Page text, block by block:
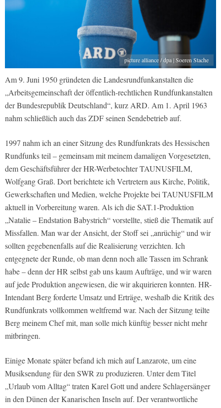
picture alliance / dpa | Soeren Stache
Am 9. Juni 1950 gründeten die Landesrundfunkanstalten die
„Arbeitsgemeinschaft der öffentlich-rechtlichen Rundfunkanstalten
der Bundesrepublik Deutschland“, kurz ARD. Am 1. April 1963
nahm schließlich auch das ZDF seinen Sendebetrieb auf.
1997 nahm ich an einer Sitzung des Rundfunkrats des Hessischen
Rundfunks teil – gemeinsam mit meinem damaligen Vorgesetzten,
dem Geschäftsführer der HR-Werbetochter TAUNUSFILM,
Wolfgang Graß. Dort berichtete ich Vertretern aus Kirche, Politik,
Gewerkschaften und Medien, welche Projekte bei TAUNUSFILM
aktuell in Vorbereitung waren. Als ich die SAT.1-Produktion
„Natalie – Endstation Babystrich“ vorstellte, stieß die Thematik auf
Missfallen. Man war der Ansicht, der Stoff sei „anrüchig“ und wir
sollten gegebenenfalls auf die Realisierung verzichten. Ich
entgegnete der Runde, ob man denn noch alle Tassen im Schrank
habe – denn der HR selbst gab uns kaum Aufträge, und wir waren
auf jede Produktion angewiesen, die wir akquirieren konnten. HR-
Intendant Berg forderte Umsatz und Erträge, weshalb die Kritik des
Rundfunkrats vollkommen weltfremd war. Nach der Sitzung teilte
Berg meinem Chef mit, man solle mich künftig besser nicht mehr
mitbringen.
Einige Monate später befand ich mich auf Lanzarote, um eine
Musiksendung für den SWR zu produzieren. Unter dem Titel
„Urlaub vom Alltag“ traten Karel Gott und andere Schlagersänger
in den Dünen der Kanarischen Inseln auf. Der verantwortliche